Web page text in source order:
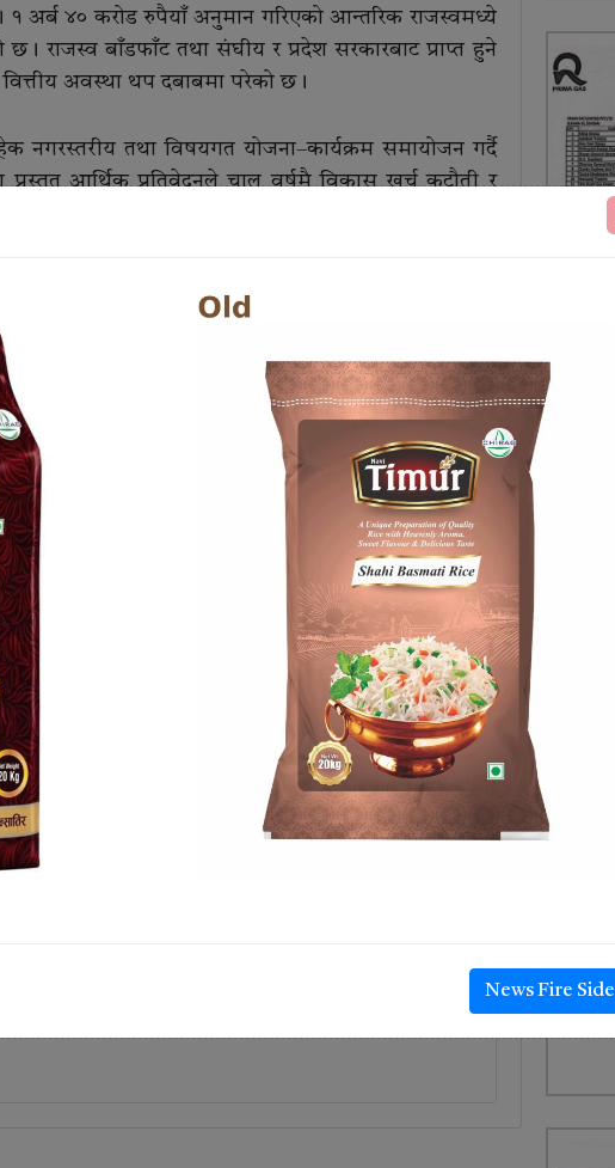
४० करोड रुपैयाँ अनुमान गरिएको आन्तरिक राजस्वमध्ये
बाँडफाँट तथा संघीय र प्रदेश सरकारबाट प्राप्त हुने
अवस्था थप दबाबमा परेको छ।
नगरस्तरीय तथा विषयगत योजना–कार्यक्रम समायोजन गर्दै
आर्थिक प्रतिवेदनले चालु वर्षमै विकास खर्च कटौती र
महानगरपालिकाको चालु आर्थिक वर्षको विकास
News Fire Side